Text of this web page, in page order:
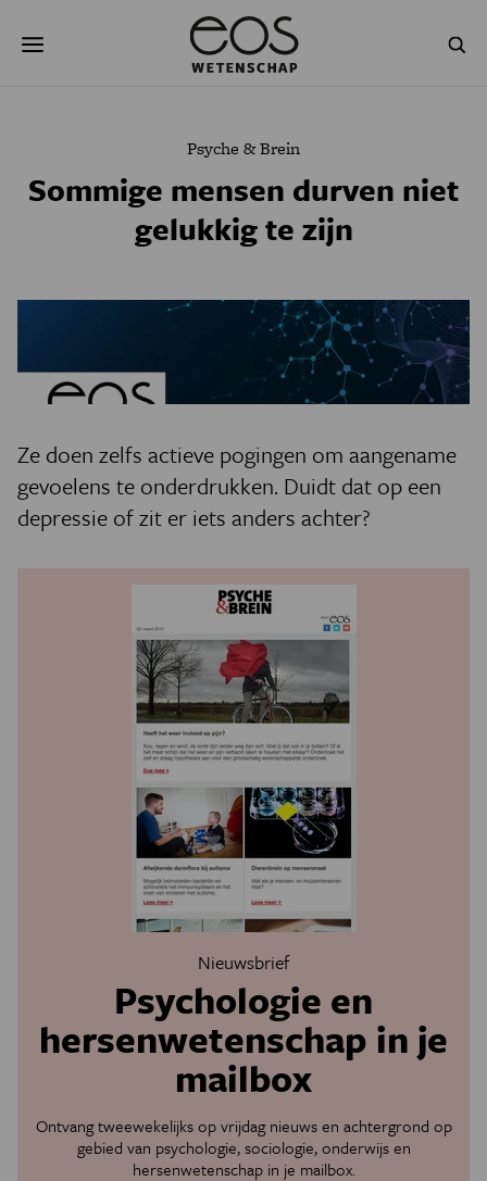
naar
NATUURWETENSCHAPPEN GESCHIEDENIS
AGENDA
JONGE UITDAGERS
Psyche & Brein
Sommige mensen durven niet
gelukkig te zijn
Ze doen zelfs actieve pogingen om aangename
gevoelens te onderdrukken. Duidt dat op een
depressie of zit er iets anders achter?
Nieuwsbrief
Psychologie en
hersenwetenschap in je
mailbox
Ontvang tweewekelijks op vrijdag nieuws en achtergrond op
gebied van psychologie, sociologie, onderwijs en
hersenwetenschap in je mailbox.